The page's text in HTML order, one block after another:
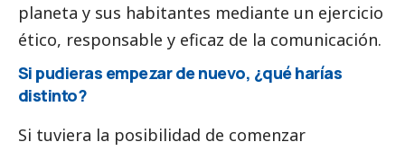
planeta y sus habitantes mediante un ejercicio
ético, responsable y eficaz de la comunicación.
Si pudieras empezar de nuevo, ¿qué harías
distinto?
Si tuviera la posibilidad de comenzar